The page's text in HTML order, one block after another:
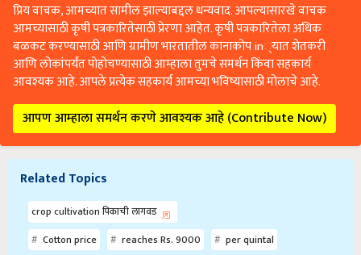
प्रिय वाचक, आमच्यात सामील झाल्याबद्दल धन्यवाद. आपल्यासारखे वाचक
आमच्यासाठी कृषी पत्रकारितेसाठी प्रेरणा आहेत. कृषी पत्रकारितेला अधिक
बळकट करण्यासाठी आणि ग्रामीण भारतातील कानाकोप in्यात शेतकरी
आणि लोकांपर्यंत पोहोचण्यासाठी आम्हाला तुमचे समर्थन किंवा सहकार्य
आवश्यक आहे. आपले प्रत्येक सहकार्य आमच्या भविष्यासाठी मोलाचे आहे.
आपण आम्हाला समर्थन करणे आवश्यक आहे (Contribute Now)
Related Topics
crop cultivation पिकाची लागवड
Cotton price
reaches Rs. 9000 per quintal